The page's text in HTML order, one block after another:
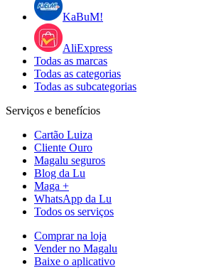
KaBuM!
AliExpress
Todas as marcas
Todas as categorias
Todas as subcategorias
Serviços e benefícios
Cartão Luiza
Cliente Ouro
Magalu seguros
Blog da Lu
Maga +
WhatsApp da Lu
Todos os serviços
Comprar na loja
Vender no Magalu
Baixe o aplicativo